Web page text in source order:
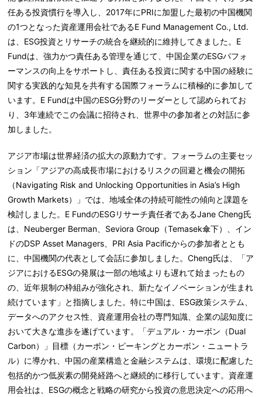
任ある投資慣行を導入し、2017年にPRIに加盟した最初の中国機関
の1つとなった資産運用会社であるE Fund Management Co., Ltd.
は、ESG投資とリサーチの統合を継続的に維持してきました。E
Fundは、強力かつ責任ある管理を通じて、中国企業のESGパフォ
ーマンスの向上をサポートし、責任ある投資に関する中国の経験に
関する実践的な知見を共有する国際フォーラムに積極的に参加して
います。E Fundは中国のESG分野のリーダーとして認められてお
り、3年連続でこの会議に招待され、世界中の参加者との対話に参
加しました。
アジア市場は世界経済の拡大の原動力です。フォーラムの主要セッ
ション「アジアの高成長市場におけるリスクの回避と機会の開拓
（Navigating Risk and Unlocking Opportunities inAsia’s High
Growth Markets）」では、地域全体の持続可能性の傾向と課題を
検討しました。E FundのESGリサーチ責任者であるJane Cheng氏
は、Neuberger Berman、Seviora Group（Temasek傘下）、イン
ドのDSP Asset Managers、PRI Asia Pacificからの参加者ととも
に、中国機関の代表として会話に参加しました。Cheng氏は、「ア
ジアにおけるESGの発展は一部の地域よりも遅れて始まったもの
の、近年規制の枠組みが強化され、新たなイノベーションが生まれ
続けています」と指摘しました。特に中国は、ESG政策システム、
データへのアクセス性、資産運用会社の専門知識、企業の認知度に
おいて大きな進歩を遂げています。「デュアル・カーボン（Dual
Carbon）」目標（カーボン・ピーキングとカーボン・ニュートラ
ル）に導かれ、中国の産業構造と金融システムは、環境に配慮した
包括的かつ低炭素の開発経路へと継続的に移行しています。資産運
用会社は、ESGの概念と戦略の研究から投資の意思決定への応用へ